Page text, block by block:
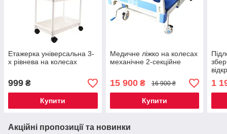
Етажерка універсальна 3-
х рівнева на колесах
999 ₴
Купити
Медичне ліжко на колесах
механічне 2-секційне
15 900₴ 16 900 ₴
Купити
1
Акційні пропозиції та новинки